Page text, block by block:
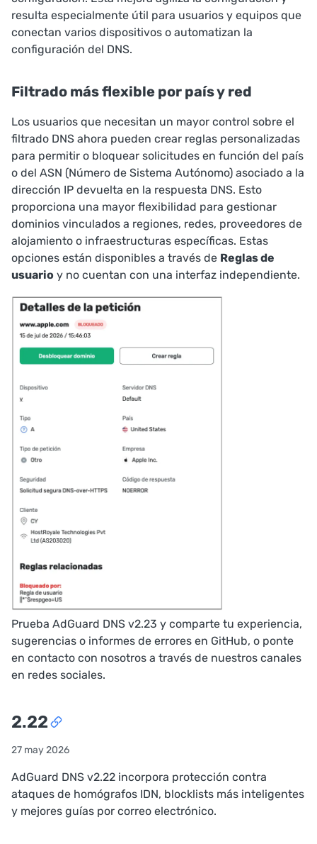
resulta especialmente útil para usuarios y equipos que
conectan varios dispositivos o automatizan la
configuración del DNS.
Filtrado más flexible por país y red
Los usuarios que necesitan un mayor control sobre el
filtrado DNS ahora pueden crear reglas personalizadas
para permitir o bloquear solicitudes en función del país
o del ASN (Número de Sistema Autónomo) asociado a la
dirección IP devuelta en la respuesta DNS. Esto
proporciona una mayor flexibilidad para gestionar
dominios vinculados a regiones, redes, proveedores de
alojamiento o infraestructuras específicas. Estas
opciones están disponibles a través de Reglas de
usuario y no cuentan con una interfaz independiente.
Prueba AdGuard DNS v2.23 y comparte tu experiencia,
sugerencias o informes de errores en GitHub, o ponte
en contacto con nosotros a través de nuestros canales
en redes sociales.
2.22
27 may 2026
AdGuard DNS v2.22 incorpora protección contra
ataques de homógrafos IDN, blocklists más inteligentes
y mejores guías por correo electrónico.